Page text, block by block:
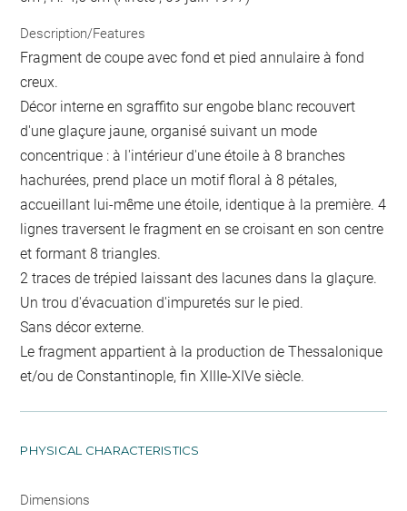
Description/Features
Fragment de coupe avec fond et pied annulaire à fond
creux.
Décor interne en sgraffito sur engobe blanc recouvert
d'une glaçure jaune, organisé suivant un mode
concentrique : à l'intérieur d'une étoile à 8 branches
hachurées, prend place un motif floral à 8 pétales,
accueillant lui-même une étoile, identique à la première. 4
lignes traversent le fragment en se croisant en son centre
et formant 8 triangles.
2 traces de trépied laissant des lacunes dans la glaçure.
Un trou d'évacuation d'impuretés sur le pied.
Sans décor externe.
Le fragment appartient à la production de Thessalonique
et/ou de Constantinople, fin XIIIe-XIVe siècle.
PHYSICAL CHARACTERISTICS
Dimensions